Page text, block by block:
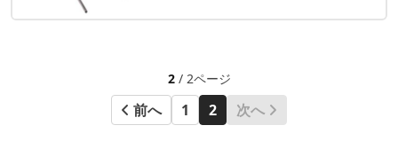
2/ 2ページ
前へ 1 2 次へ